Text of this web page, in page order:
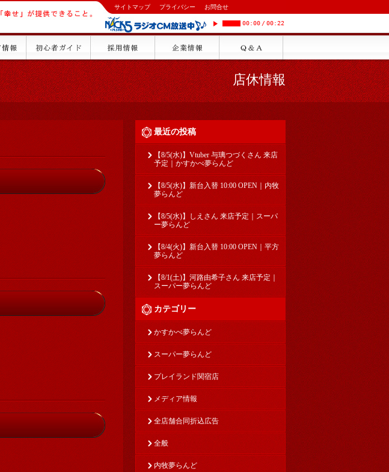
サイトマップ プライバシー お問合せ
00:00 / 00:22
店休情報
最近の投稿
【8/5(水)】Vtuber 与璃つづくさん 来店
予定｜かすかべ夢らんど
【8/5(水)】新台入替 10:00 OPEN｜内牧
夢らんど
【8/5(水)】しえさん 来店予定｜スーパ
ー夢らんど
【8/4(火)】新台入替 10:00 OPEN｜平方
夢らんど
【8/1(土)】河路由希子さん 来店予定｜
スーパー夢らんど
カテゴリー
かすかべ夢らんど
スーパー夢らんど
プレイランド関宿店
メディア情報
全店舗合同折込広告
全般
内牧夢らんど